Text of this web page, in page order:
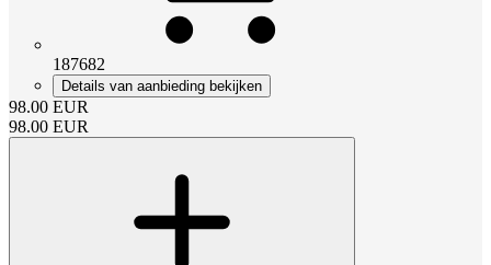
187682
Details van aanbieding bekijken
98.00 EUR
98.00 EUR